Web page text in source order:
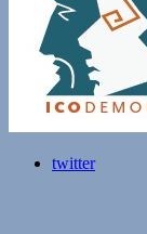
twitter